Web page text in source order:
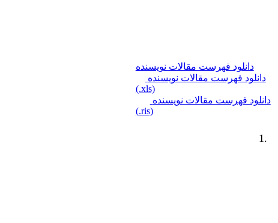
دانلود فهرست مقالات نویسنده
(.xls)
(.ris)
1.